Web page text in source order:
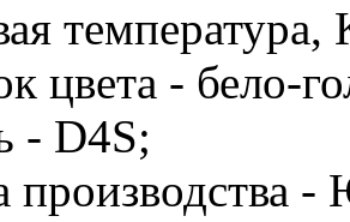
цвета - бело-
- D4S;
производства